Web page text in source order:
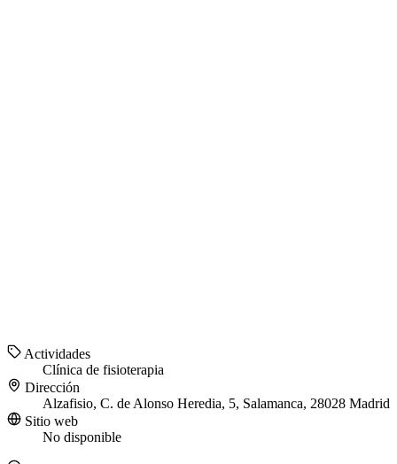
Actividades
Clínica de fisioterapia
Dirección
Alzafisio, C. de Alonso Heredia, 5, Salamanca, 28028 Madrid
Sitio web
No disponible